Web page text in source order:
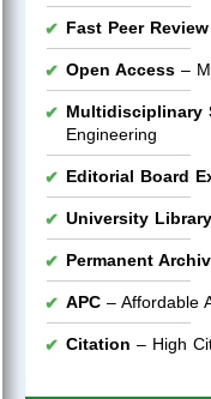
Fast Peer Review
Open Access –
Multidisciplinary
Engineering
Editorial Board
University
Permanent
APC – Affordable
Citation – High